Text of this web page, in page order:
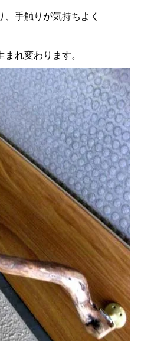
、手触りが気持ちよく
れ変わります。